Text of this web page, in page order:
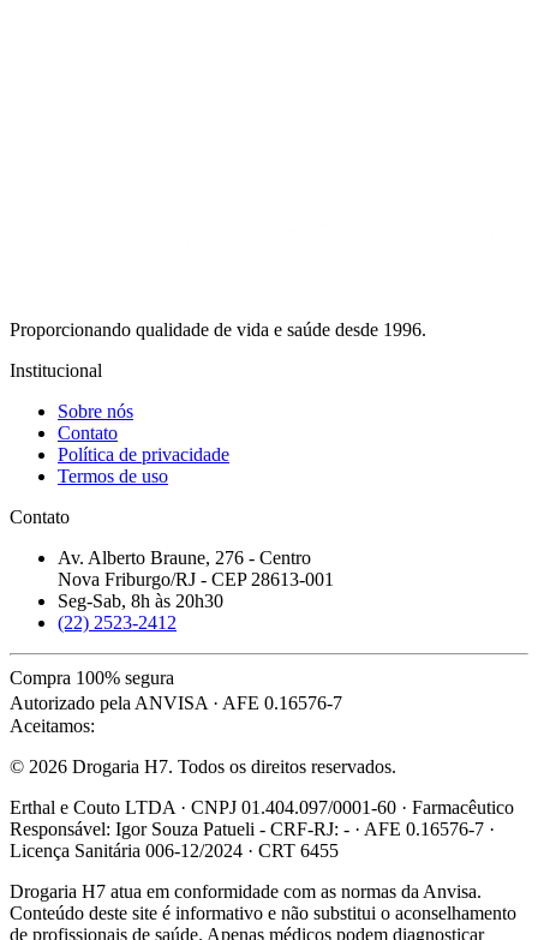
Proporcionando qualidade de vida e saúde desde 1996.
Institucional
Sobre nós
Contato
Política de privacidade
Termos de uso
Contato
Av. Alberto Braune, 276 - Centro
Nova Friburgo/RJ - CEP 28613-001
Seg-Sab, 8h às 20h30
(22) 2523-2412
Compra 100% segura
Autorizado pela ANVISA · AFE 0.16576-7
Aceitamos:
© 2026 Drogaria H7. Todos os direitos reservados.
Erthal e Couto LTDA · CNPJ 01.404.097/0001-60 · Farmacêutico
Responsável: Igor Souza Patueli - CRF-RJ: - · AFE 0.16576-7 ·
Licença Sanitária 006-12/2024 · CRT 6455
Drogaria H7 atua em conformidade com as normas da Anvisa.
Conteúdo deste site é informativo e não substitui o aconselhamento
de profissionais de saúde. Apenas médicos podem diagnosticar